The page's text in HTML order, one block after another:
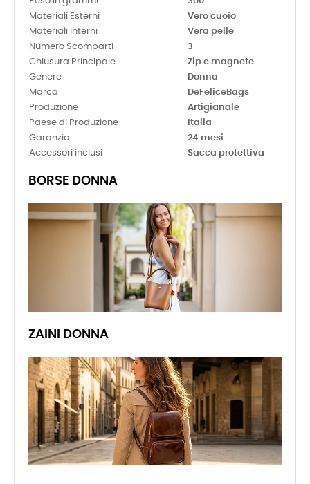
Materiali Esterni
Vero cuoio
Materiali Interni
Vera pelle
Numero Scomparti
3
Chiusura Principale
Zip e magnete
Genere
Donna
Marca
DeFeliceBags
Produzione
Artigianale
Paese di Produzione
Italia
Garanzia
24 mesi
Accessori inclusi
Sacca protettiva
BORSE DONNA
ZAINI DONNA